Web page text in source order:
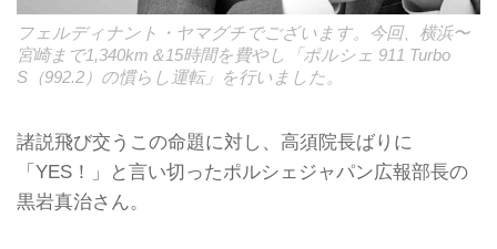
フェルディナント・ヤマグチでございます。今回、横浜〜
宮崎まで1,340km＆15時間を費やし「ポルシェ 911 Turbo
S（992.2）の慣らし運転」を行いました。
諸説飛び交うこの命題に対し、高須院長ばりに
「YES！」と言い切ったポルシェジャパン広報部長の
黒岩真治さん。